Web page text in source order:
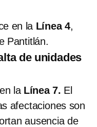
en la Línea 4,
Pantitlán.
de unidades
la Línea 7. El
afectaciones son
ausencia de